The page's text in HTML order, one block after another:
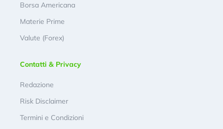
Borsa Americana
Materie Prime
Valute (Forex)
Contatti & Privacy
Redazione
Risk Disclaimer
Termini e Condizioni